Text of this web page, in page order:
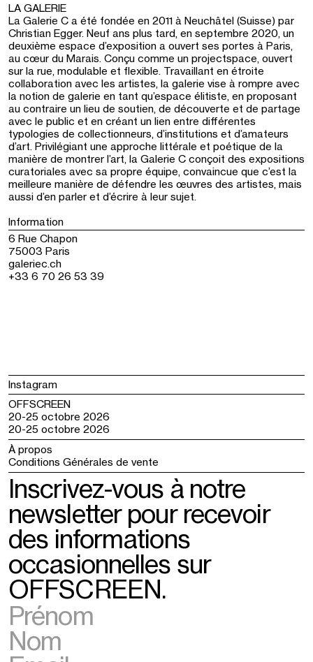
LA GALERIE
La Galerie C a été fondée en 2011 à Neuchâtel (Suisse) par
Christian Egger. Neuf ans plus tard, en septembre 2020, un
deuxième espace d’exposition a ouvert ses portes à Paris,
au cœur du Marais. Conçu comme un projectspace, ouvert
sur la rue, modulable et flexible. Travaillant en étroite
collaboration avec les artistes, la galerie vise à rompre avec
la notion de galerie en tant qu’espace élitiste, en proposant
au contraire un lieu de soutien, de découverte et de partage
avec le public et en créant un lien entre différentes
typologies de collectionneurs, d’institutions et d’amateurs
d’art. Privilégiant une approche littérale et poétique de la
manière de montrer l’art, la Galerie C conçoit des expositions
curatoriales avec sa propre équipe, convaincue que c’est la
meilleure manière de défendre les œuvres des artistes, mais
aussi d’en parler et d’écrire à leur sujet.
Information
6 Rue Chapon
75003 Paris
galeriec.ch
+33 6 70 26 53 39
Instagram
OFFSCREEN
20-25 octobre 2026
20-25 octobre 2026
À propos
Conditions Générales de vente
Inscrivez-vous à notre
newsletter pour recevoir
des informations
occasionnelles sur
OFFSCREEN.